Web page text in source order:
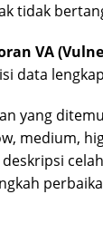
tidak
VA
data
yang
medium,